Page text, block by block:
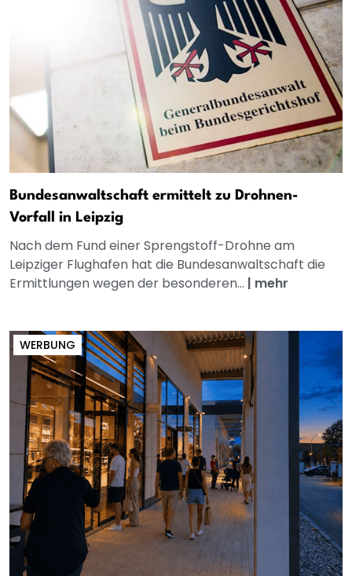
Bundesanwaltschaft ermittelt zu Drohnen-
Vorfall in Leipzig
Nach dem Fund einer Sprengstoff-Drohne am
Leipziger Flughafen hat die Bundesanwaltschaft die
Ermittlungen wegen der besonderen... | mehr
WERBUNG